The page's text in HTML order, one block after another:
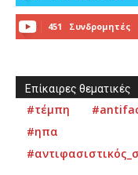
451 Συνδρομητές
Επίκαιρες θεματικές
#τέμπη
#ηπα